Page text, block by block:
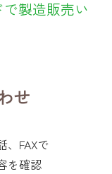
製造販売い
せ
、FAXで
を確認